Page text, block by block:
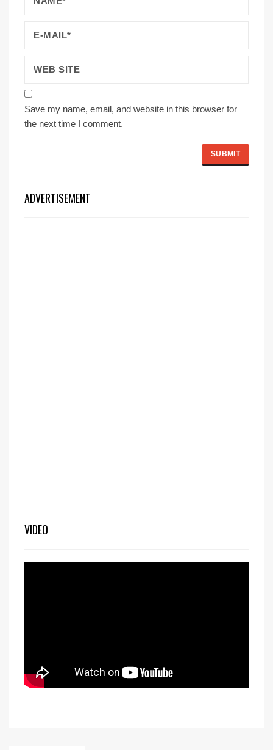
Save my name, email, and website in this browser for
the next time I comment.
ADVERTISEMENT
VIDEO